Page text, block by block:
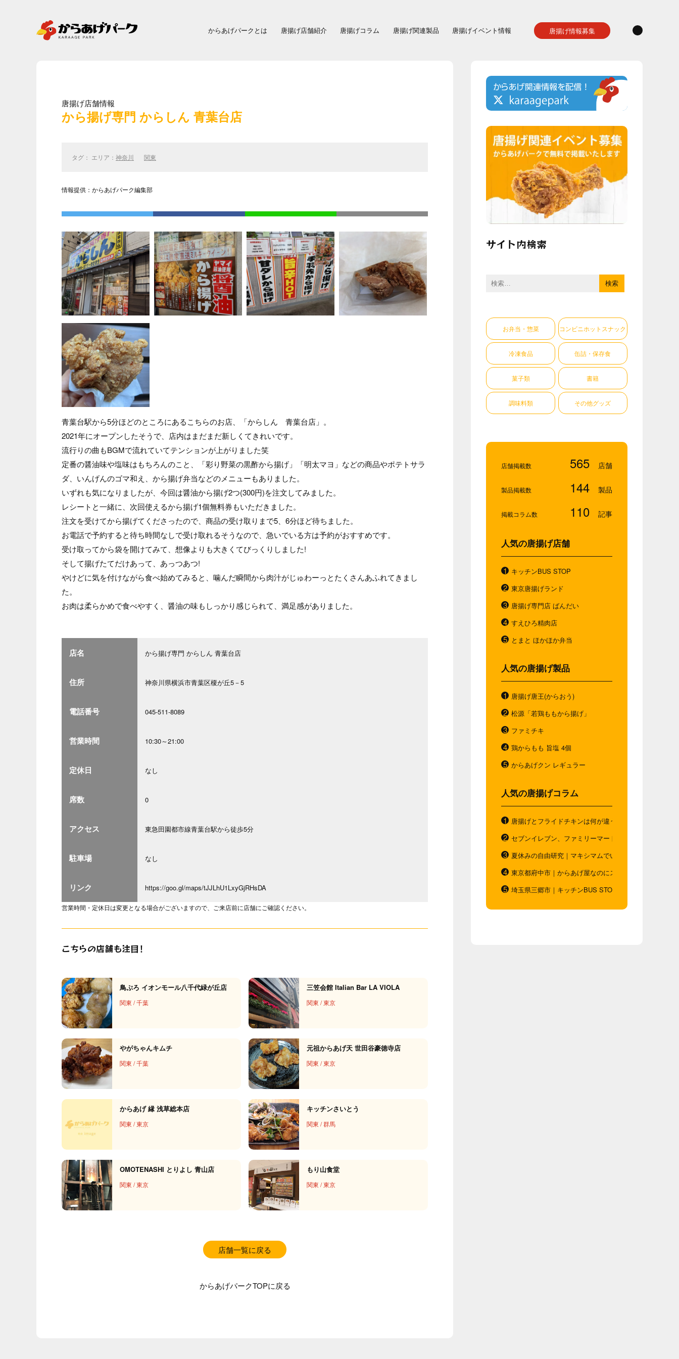
からあげパークとは 唐揚げ店舗紹介 唐揚げコラム 唐揚げ関連製品 唐揚げイベント情報 唐揚げ情報募集
唐揚げ店舗情報
から揚げ専門 からしん 青葉台店
タグ： エリア： 神奈川 関東
情報提供：からあげパーク編集部
青葉台駅から5分ほどのところにあるこちらのお店、「からしん 青葉台店」。
2021年にオープンしたそうで、店内はまだまだ新しくてきれいです。
流行りの曲もBGMで流れていてテンションが上がりました笑
定番の醤油味や塩味はもちろんのこと、「彩り野菜の黒酢から揚げ」「明太マヨ」などの商品やポテトサラ
ダ、いんげんのゴマ和え、から揚げ弁当などのメニューもありました。
いずれも気になりましたが、今回は醤油から揚げ2つ(300円)を注文してみました。
レシートと一緒に、次回使えるから揚げ1個無料券もいただきました。
注文を受けてから揚げてくださったので、商品の受け取りまで5、6分ほど待ちました。
お電話で予約すると待ち時間なしで受け取れるそうなので、急いでいる方は予約がおすすめです。
受け取ってから袋を開けてみて、想像よりも大きくてびっくりしました!
そして揚げたてだけあって、あっつあつ!
やけどに気を付けながら食べ始めてみると、噛んだ瞬間から肉汁がじゅわーっとたくさんあふれてきまし
た。
お肉は柔らかめで食べやすく、醤油の味もしっかり感じられて、満足感がありました。
店名 から揚げ専門 からしん 青葉台店
住所 神奈川県横浜市青葉区榎が丘5－5
電話番号 045-511-8089
営業時間 10:30～21:00
定休日 なし
席数 0
アクセス 東急田園都市線青葉台駅から徒歩5分
駐車場 なし
リンク https://goo.gl/maps/tJJLhU1LxyGjRHsDA
営業時間・定休日は変更となる場合がございますので、ご来店前に店舗にご確認ください。
こちらの店舗も注目！
鳥ぷろ イオンモール八千代緑が丘店
関東 /千葉
三笠会館 Italian Bar LA VIOLA
関東 /東京
やがちゃんキムチ
関東 /千葉
元祖からあげ天 世田谷豪徳寺店
関東 /東京
からあげ 縁 浅草総本店
関東 /東京
キッチンさいとう
関東 /群馬
OMOTENASHI とりよし 青山店
関東 /東京
もり山食堂
関東 /東京
店舗一覧に戻る
からあげパークTOPに戻る
サイト内検索
検
お弁当・惣菜 コンビニホットスナック
冷凍食品 缶詰・保存食
菓子類 書籍
調味料類 その他グッズ
店舗掲載数 565
製品掲載数 144
掲載コラム数 110
人気の唐揚げ店舗
キッチンBUS STOP
東京唐揚げランド
唐揚げ専門店 ばんだい
すえひろ精肉店
とまと ほかほか弁当
人気の唐揚げ製品
唐揚げ唐王(からおう)
松源「若鶏ももから揚げ」
ファミチキ
鶏からもも 旨塩 4個
からあげクン レギュラー
人気の唐揚げコラム
唐揚げとフライドチキンは何が違う？唐揚げと"唐揚げ
セブンイレブン、ファミリーマート、ローソン。コン
夏休みの自由研究｜マキシマムでいつもと違う唐揚げを
東京都府中市｜からあげ屋なのにスムージー｜ダシベ
埼玉県三郷市｜キッチンBUS STOP｜お弁当の概念を